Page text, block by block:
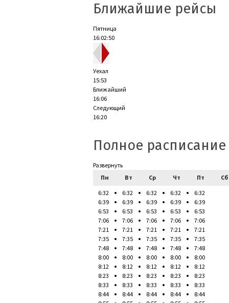
Ближайшие рейсы
Пятница
16:02:51
Уехал
15:53
Ближайший
16:06
Следующий
16:20
Полное расписание
Развернуть
Пн
Вт Ср Чт Пт
Сб
6:32
6:39
6:53
7:06
7:21
7:35
7:48
8:00
8:12
8:23
8:33
8:44
6:32
6:39
6:53
7:06
7:21
7:35
7:48
8:00
8:12
8:23
8:33
8:44
6:32
6:39
6:53
7:06
7:21
7:35
7:48
8:00
8:12
8:23
8:33
8:44
6:32
6:39
6:53
7:06
7:21
7:35
7:48
8:00
8:12
8:23
8:33
8:44
6:32
6:39
6:53
7:06
7:21
7:35
7:48
8:00
8:12
8:23
8:33
8:44